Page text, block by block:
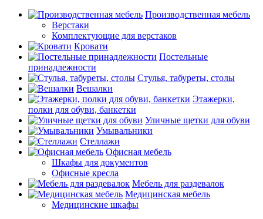
Производственная мебель
Верстаки
Комплектующие для верстаков
Кровати
Постельные
принадлежности
Стулья, табуреты, столы
Вешалки
Этажерки,
полки для обуви, банкетки
Уличные щетки для обуви
Умывальники
Стеллажи
Офисная мебель
Шкафы для документов
Офисные кресла
Мебель для раздевалок
Медицинская мебель
Медицинские шкафы